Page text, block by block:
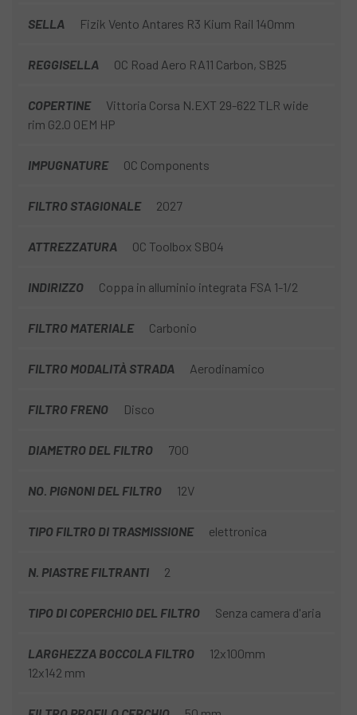
SELLA Fizik Vento Antares R3 Kium Rail 140mm
REGGISELLA OC Road Aero RA11 Carbon, SB25
COPERTINE
Vittoria Corsa N.EXT 29-622 TLR wide
rim G2.0 OEM HP
IMPUGNATURE OC Components
FILTRO STAGIONALE 2027
ATTREZZATURA OC Toolbox SB04
INDIRIZZO Coppa in alluminio integrata FSA 1-1/2
FILTRO MATERIALE Carbonio
FILTRO MODALITÀ STRADA Aerodinamico
FILTRO FRENO Disco
DIAMETRO DEL FILTRO 700
NO. PIGNONI DEL FILTRO 12V
TIPO FILTRO DI TRASMISSIONE elettronica
N. PIASTRE FILTRANTI 2
TIPO DI COPERCHIO DEL FILTRO Senza camera d'aria
LARGHEZZA BOCCOLA FILTRO
12x100mm
12x142 mm